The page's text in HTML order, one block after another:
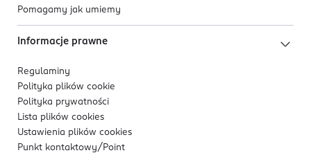
Pomagamy jak umiemy
Informacje prawne
Regulaminy
Polityka plików cookie
Polityka prywatności
Lista plików cookies
Ustawienia plików cookies
Punkt kontaktowy/ Point